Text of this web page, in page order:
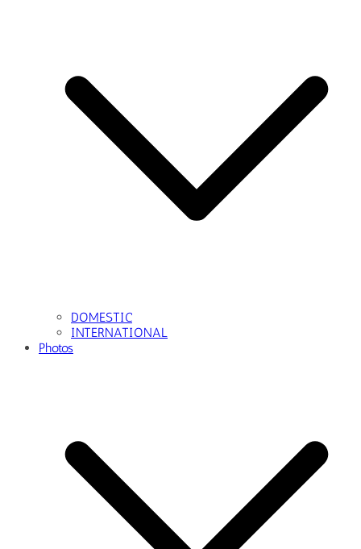
DOMESTIC
INTERNATIONAL
Photos